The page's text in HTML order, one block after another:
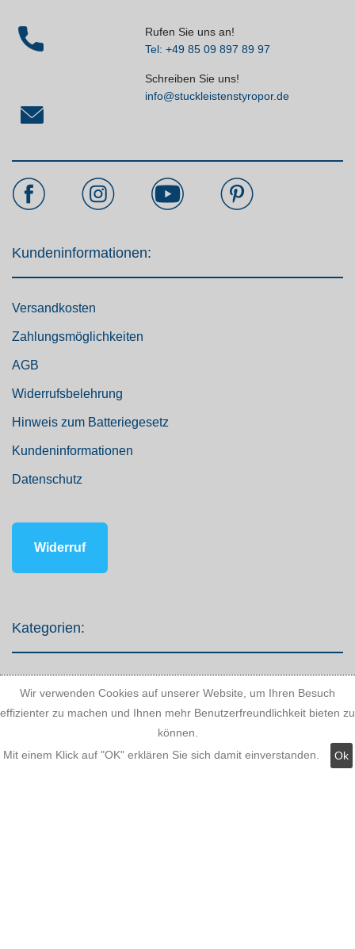
Rufen Sie uns an!
Tel: +49 85 09 897 89 97
Schreiben Sie uns!
info@stuckleistenstyropor.de
Kundeninformationen:
Versandkosten
Zahlungsmöglichkeiten
AGB
Widerrufsbelehrung
Hinweis zum Batteriegesetz
Kundeninformationen
Datenschutz
Widerruf
Kategorien:
LED Stuckleisten
Wir verwenden Cookies auf unserer Website, um Ihren Besuch
effizienter zu machen und Ihnen mehr Benutzerfreundlichkeit bieten zu
können.
Mit einem Klick auf "OK" erklären Sie sich damit einverstanden.
Ok